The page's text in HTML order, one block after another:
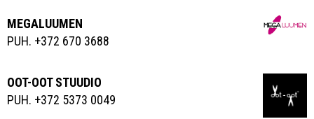
MEGALUUMEN
PUH. +372 670 3688
OOT-OOT STUUDIO
PUH. +372 5373 0049